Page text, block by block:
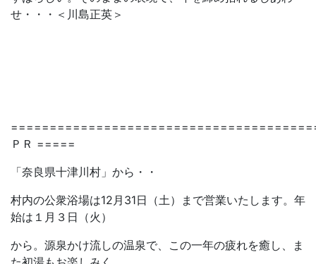
せ・・・＜川島正英＞
ＰＲ =====
「奈良県十津川村」から・・
村内の公衆浴場は12月31日（土）まで営業いたします。年
始は１月３日（火）
から。源泉かけ流しの温泉で、この一年の疲れを癒し、ま